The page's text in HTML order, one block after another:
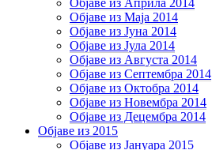
Објаве из Маја 2014
Објаве из Јуна 2014
Објаве из Јула 2014
Објаве из Августа 2014
Објаве из Септембра 2014
Објаве из Октобра 2014
Објаве из Новембра 2014
Објаве из Децембра 2014
Објаве из 2015
Објаве из Јануара 2015